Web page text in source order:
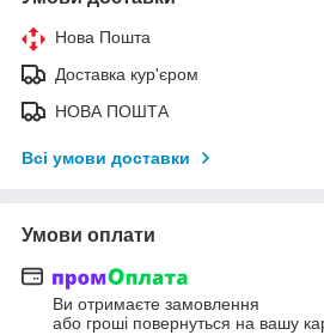
Нова Пошта
Доставка кур'єром
НОВА ПОШТА
Всі умови доставки
Умови оплати
Ви отримаєте замовлення
або гроші повернуться на вашу